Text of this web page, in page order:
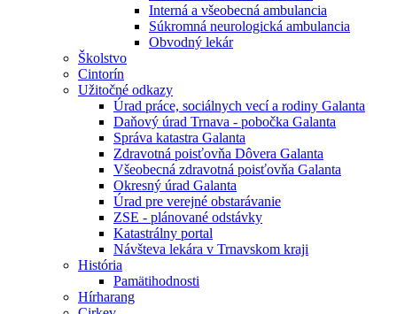
Interná a všeobecná ambulancia
Súkromná neurologická ambulancia
Obvodný lekár
Školstvo
Cintorín
Užitočné odkazy
Úrad práce, sociálnych vecí a rodiny Galanta
Daňový úrad Trnava - pobočka Galanta
Správa katastra Galanta
Zdravotná poisťovňa Dôvera Galanta
Všeobecná zdravotná poisťovňa Galanta
Okresný úrad Galanta
Úrad pre verejné obstarávanie
ZSE - plánované odstávky
Katastrálny portal
Návšteva lekára v Trnavskom kraji
História
Pamätihodnosti
Hírharang